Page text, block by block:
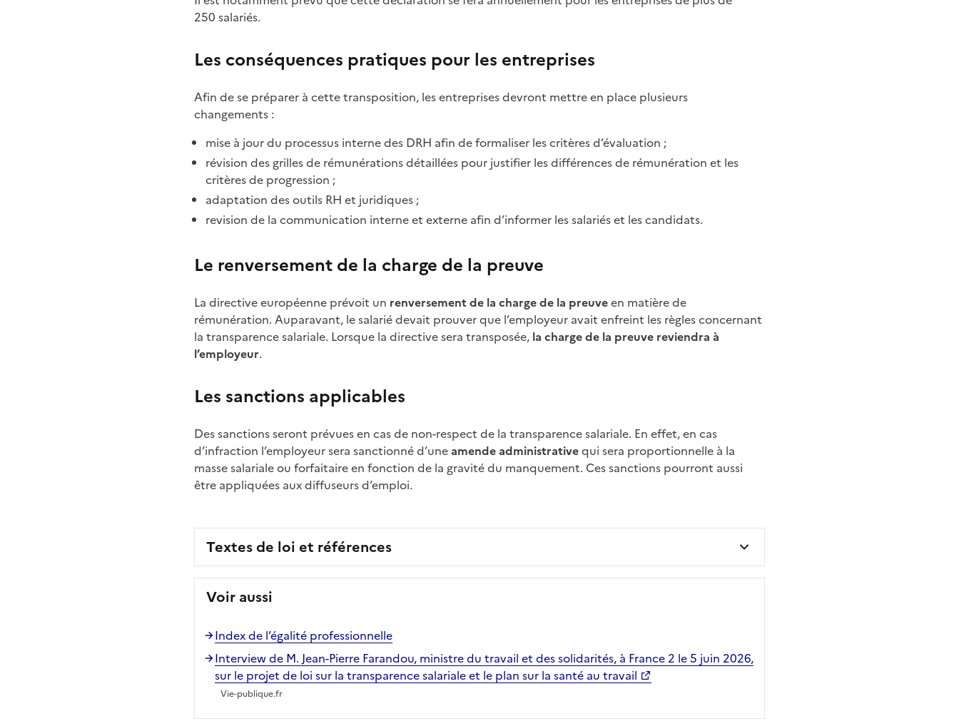
250 salariés.
Les conséquences pratiques pour les entreprises
Afin de se préparer à cette transposition, les entreprises devront mettre en place plusieurs
changements :
mise à jour du processus interne des DRH afin de formaliser les critères d’évaluation ;
révision des grilles de rémunérations détaillées pour justifier les différences de rémunération et les
critères de progression ;
adaptation des outils RH et juridiques ;
revision de la communication interne et externe afin d’informer les salariés et les candidats.
Le renversement de la charge de la preuve
La directive européenne prévoit un renversement de la charge de la preuveen matière de
rémunération. Auparavant, le salarié devait prouver que l’employeur avait enfreint les règles concernant
la transparence salariale. Lorsque la directive sera transposée, la charge de la preuve reviendra à
l’employeur.
Les sanctions applicables
Des sanctions seront prévues en cas de non-respect de la transparence salariale. En effet, en cas
d’infraction l’employeur sera sanctionné d’uneamende administrativequi sera proportionnelle à la
masse salariale ou forfaitaire en fonction de la gravité du manquement. Ces sanctions pourront aussi
être appliquées aux diffuseurs d’emploi.
Textes de loi et références
Voir aussi
Index de l’égalité professionnelle
Interview de M. Jean-Pierre Farandou, ministre du travail et des solidarités, à France 2 le 5 juin 2026,
sur le projet de loi sur la transparence salariale et le plan sur la santé au travail
Vie-publique.fr